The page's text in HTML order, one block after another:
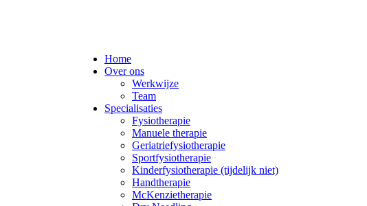
Home
Over ons
Werkwijze
Team
Specialisaties
Fysiotherapie
Manuele therapie
Geriatriefysiotherapie
Sportfysiotherapie
Kinderfysiotherapie (tijdelijk niet)
Handtherapie
McKenzietherapie